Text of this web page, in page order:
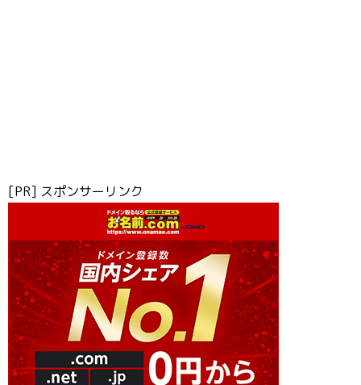
[PR] スポンサーリンク